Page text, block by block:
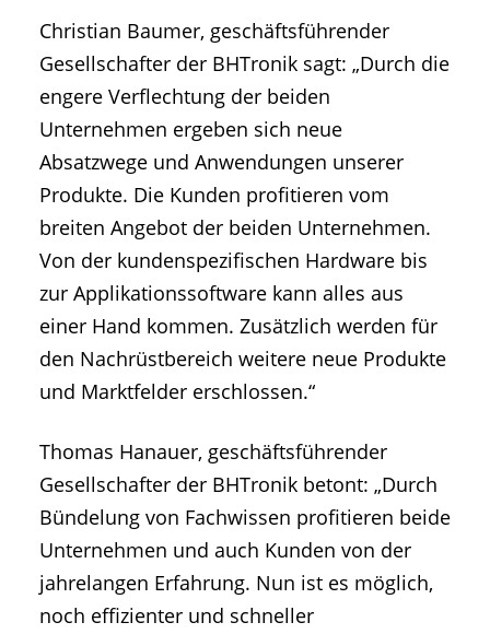
Christian Baumer, geschäftsführender
Gesellschafter der BHTronik sagt: „Durch die
engere Verflechtung der beiden
Unternehmen ergeben sich neue
Absatzwege und Anwendungen unserer
Produkte. Die Kunden profitieren vom
breiten Angebot der beiden Unternehmen.
Von der kundenspezifischen Hardware bis
zur Applikationssoftware kann alles aus
einer Hand kommen. Zusätzlich werden für
den Nachrüstbereich weitere neue Produkte
und Marktfelder erschlossen.“
Thomas Hanauer, geschäftsführender
Gesellschafter der BHTronik betont: „Durch
Bündelung von Fachwissen profitieren beide
Unternehmen und auch Kunden von der
jahrelangen Erfahrung. Nun ist es möglich,
noch effizienter und schneller